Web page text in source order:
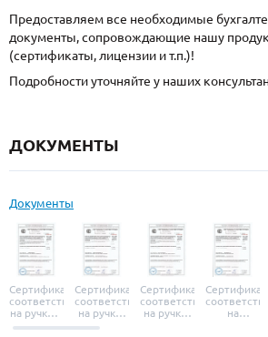
Предоставляем все необходимые
документы, сопровождающие нашу
(сертификаты, лицензии и т.п.)!
Подробности уточняйте у наших
ДОКУМЕНТЫ
Документы
Сертификат
соответствия
на ручки и
броненакладки
Сертификат
соответствия
на ручки-
защелки
Сертификат
соответствия
на ручки-
Сертификат
на